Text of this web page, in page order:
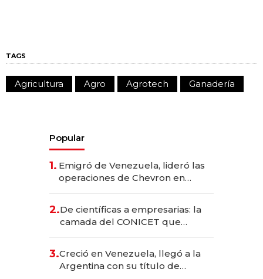
TAGS
Agricultura Agro Agrotech Ganadería
Popular
1. Emigró de Venezuela, lideró las
operaciones de Chevron en
2.De científicas a empresarias: la
camada del CONICET que
3.Creció en Venezuela, llegó a la
Argentina con su título de